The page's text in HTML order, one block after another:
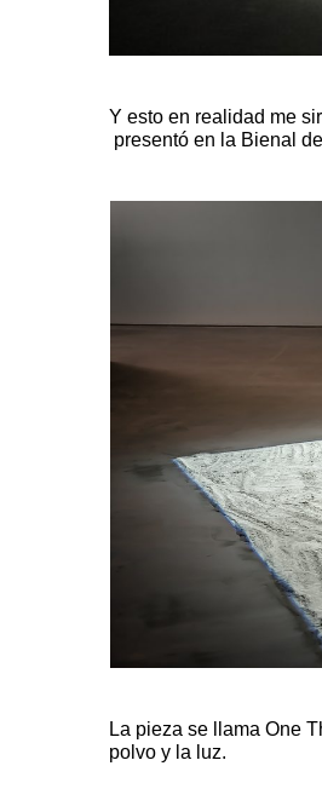
Y esto en realidad me
presentó en la Bienal
La pieza se llama One
polvo y la luz.